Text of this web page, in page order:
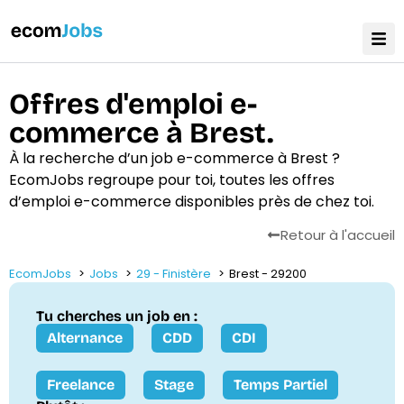
Offres d'emploi e-
commerce à Brest.
À la recherche d’un job e-commerce à Brest ?
EcomJobs regroupe pour toi, toutes les offres
d’emploi e-commerce disponibles près de chez toi.
Retour à l'accueil
EcomJobs Jobs 29 - Finistère Brest - 29200
Tu cherches un job en :
Alternance
CDD CDI
Freelance Stage
Temps Partiel